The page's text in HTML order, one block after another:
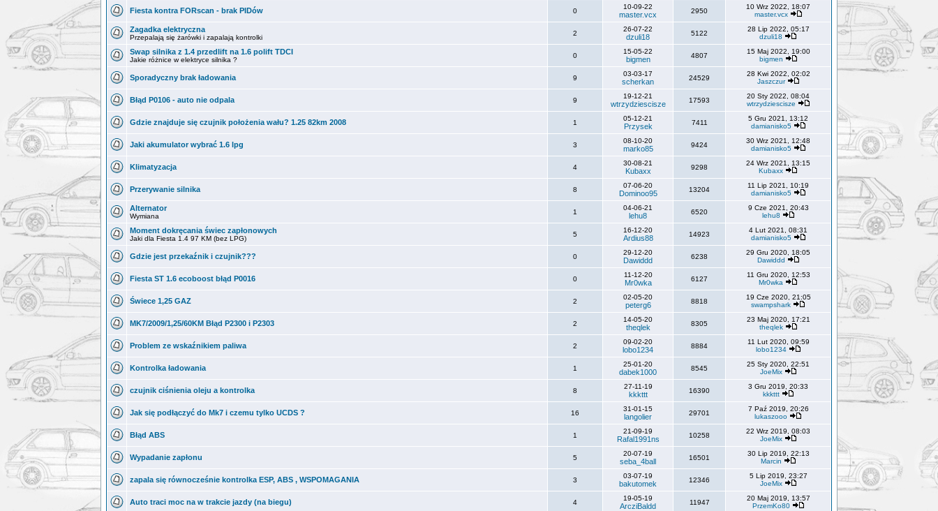
Fiesta kontra FORscan - brak PIDów 0
10-09-22
master.vcx 2950
10 Wrz 2022, 18:07
master.vcx
Zagadka elektryczna
Przepalają się żarówki i zapalają kontrolki
2
26-07-22
dzuli18 5122
28 Lip 2022, 05:17
dzuli18
Swap silnika z 1.4 przedlift na 1.6 polift TDCI
Jakie różnice w elektryce silnika ?
0
15-05-22
bigmen 4807
15 Maj 2022, 19:00
bigmen
Sporadyczny brak ładowania 9
03-03-17
scherkan 24529
28 Kwi 2022, 02:02
Jaszczur
Błąd P0106 - auto nie odpala 9
19-12-21
wtrzydziescisze 17593
20 Sty 2022, 08:04
wtrzydziescisze
Gdzie znajduje się czujnik położenia wału? 1.25 82km 2008 1
05-12-21
Przysek 7411
5 Gru 2021, 13:12
damianisko5
Jaki akumulator wybrać 1.6 lpg 3
08-10-20
marko85 9424
30 Wrz 2021, 12:48
damianisko5
Klimatyzacja 4
30-08-21
Kubaxx 9298
24 Wrz 2021, 13:15
Kubaxx
Przerywanie silnika 8
07-06-20
Dominoo95 13204
11 Lip 2021, 10:19
damianisko5
Alternator
Wymiana
1
04-06-21
lehu8 6520
9 Cze 2021, 20:43
lehu8
Moment dokręcania świec zapłonowych
Jaki dla Fiesta 1.4 97 KM (bez LPG)
5
16-12-20
Ardius88 14923
4 Lut 2021, 08:31
damianisko5
Gdzie jest przekaźnik i czujnik??? 0
29-12-20
Dawiddd 6238
29 Gru 2020, 18:05
Dawiddd
Fiesta ST 1.6 ecoboost błąd P0016 0
11-12-20
Mr0wka 6127
11 Gru 2020, 12:53
Mr0wka
Świece 1,25 GAZ 2
02-05-20
peterg6 8818
19 Cze 2020, 21:05
swampshark
MK7/2009/1,25/60KM Błąd P2300 i P2303 2
14-05-20
theqlek 8305
23 Maj 2020, 17:21
theqlek
Problem ze wskaźnikiem paliwa 2
09-02-20
lobo1234 8884
11 Lut 2020, 09:59
lobo1234
Kontrolka ładowania 1
25-01-20
dabek1000 8545
25 Sty 2020, 22:51
JoeMix
czujnik ciśnienia oleju a kontrolka 8
27-11-19
kkkttt 16390
3 Gru 2019, 20:33
kkkttt
Jak się podłączyć do Mk7 i czemu tylko UCDS ? 16
31-01-15
langolier 29701
7 Paź 2019, 20:26
lukaszooo
Błąd ABS 1
21-09-19
Rafal1991ns 10258
22 Wrz 2019, 08:03
JoeMix
Wypadanie zapłonu 5
20-07-19
seba_4ball 16501
30 Lip 2019, 22:13
Marcin
zapala się równocześnie kontrolka ESP, ABS , WSPOMAGANIA 3
03-07-19
bakutomek 12346
5 Lip 2019, 23:27
JoeMix
Auto traci moc na w trakcie jazdy (na biegu) 4
19-05-19
ArcziBaldd 11947
20 Maj 2019, 13:57
PrzemKo80